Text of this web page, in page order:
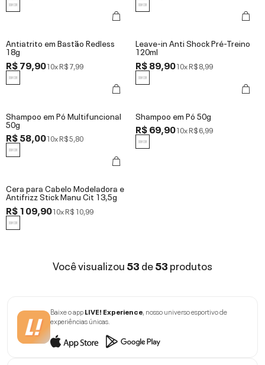
Antiatrito em Bastão Redless
18g
R$ 79,9010xR$ 7,99
Leave-in Anti Shock Pré-Treino
120ml
R$ 89,9010xR$ 8,99
Shampoo em Pó Multifuncional
50g
R$ 58,0010xR$ 5,80
Shampoo em Pó 50g
R$ 69,9010xR$ 6,99
Cera para Cabelo Modeladora e
Antifrizz Stick Manu Cit 13,5g
R$ 109,9010xR$ 10,99
Você visualizou53de53produtos
Baixe o appLIVE! Experience, nosso universo esportivo de
experiências únicas.